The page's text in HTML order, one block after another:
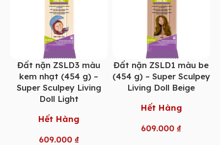
Đất nặn ZSLD3 màu
kem nhạt (454 g) –
Super Sculpey Living
Doll Light
Hết Hàng
609.000 ₫
Đất nặn ZSLD1 màu be
(454 g) – Super Sculpey
Living Doll Beige
Hết Hàng
609.000₫